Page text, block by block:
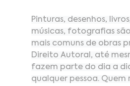
Pinturas, desenhos,
músicas, fotografias
mais comuns de obras
Direito Autoral, até
fazem parte do dia a
qualquer pessoa.